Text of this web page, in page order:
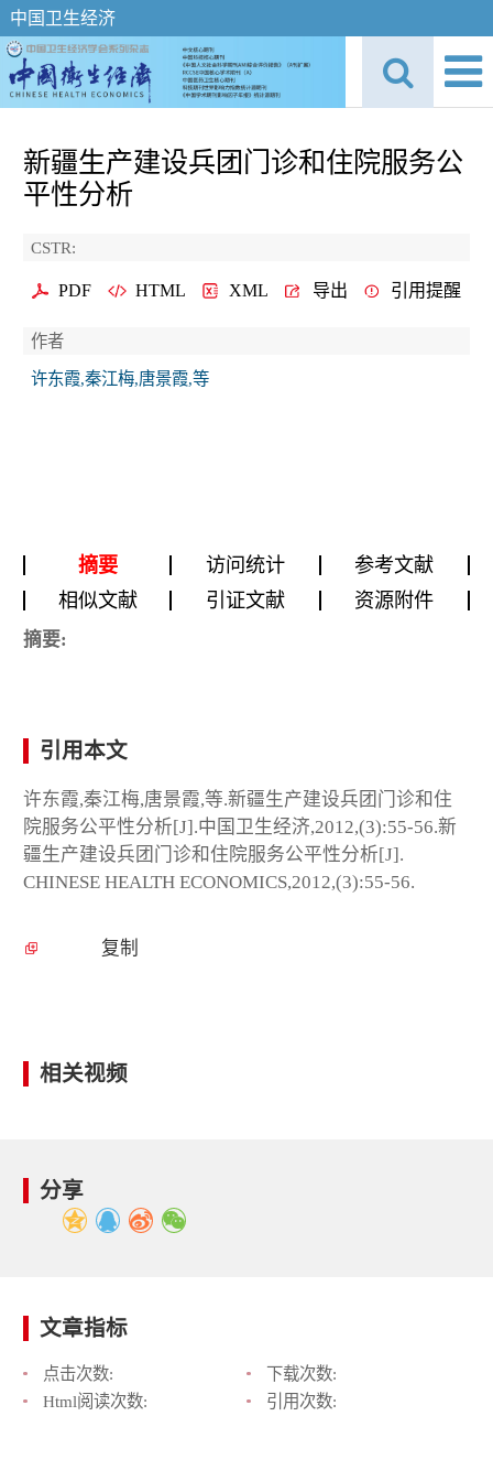
中国卫生经济
新疆生产建设兵团门诊和住院服务公
平性分析
CSTR:
PDF HTML XML 导出 引用提醒
作者
许东霞,秦江梅,唐景霞,等
摘要 访问统计
参考文献
相似文献
引证文献 资源附件
摘要:
引用本文
许东霞,秦江梅,唐景霞,等.新疆生产建设兵团门诊和住
院服务公平性分析[J].中国卫生经济,2012,(3):55-56.新
疆生产建设兵团门诊和住院服务公平性分析[J].
CHINESE HEALTH ECONOMICS,2012,(3):55-56.
复制
相关视频
分享
文章指标
点击次数:
下载次数:
Html阅读次数:
引用次数: